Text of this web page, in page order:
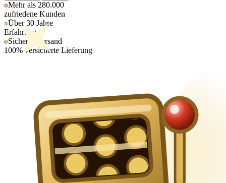
Mehr als 280.000
zufriedene Kunden
Über 30 Jahre
Erfahrung
Sicherer Versand
100% versicherte Lieferung